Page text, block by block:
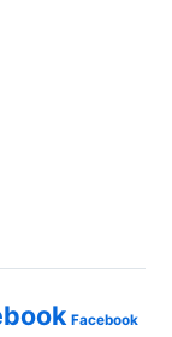
Facebook